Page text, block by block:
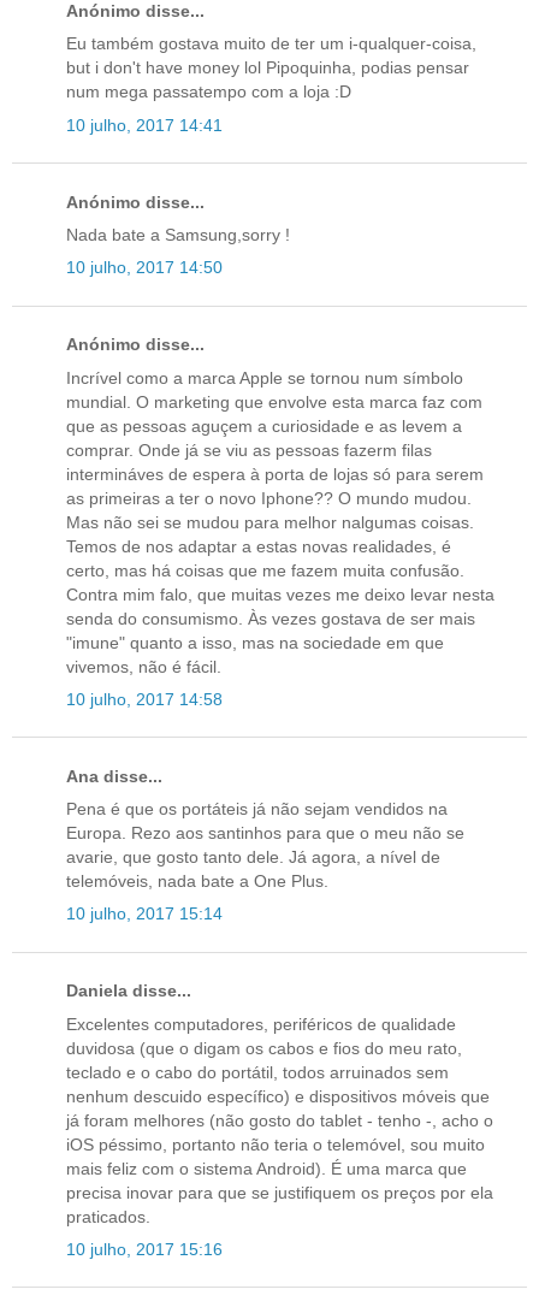
Anónimo disse...
Eu também gostava muito de ter um i-qualquer-coisa,
but i don't have money lol Pipoquinha, podias pensar
num mega passatempo com a loja :D
10 julho, 2017 14:41
Anónimo disse...
Nada bate a Samsung,sorry !
10 julho, 2017 14:50
Anónimo disse...
Incrível como a marca Apple se tornou num símbolo
mundial. O marketing que envolve esta marca faz com
que as pessoas aguçem a curiosidade e as levem a
comprar. Onde já se viu as pessoas fazerm filas
intermináves de espera à porta de lojas só para serem
as primeiras a ter o novo Iphone?? O mundo mudou.
Mas não sei se mudou para melhor nalgumas coisas.
Temos de nos adaptar a estas novas realidades, é
certo, mas há coisas que me fazem muita confusão.
Contra mim falo, que muitas vezes me deixo levar nesta
senda do consumismo. Às vezes gostava de ser mais
"imune" quanto a isso, mas na sociedade em que
vivemos, não é fácil.
10 julho, 2017 14:58
Ana disse...
Pena é que os portáteis já não sejam vendidos na
Europa. Rezo aos santinhos para que o meu não se
avarie, que gosto tanto dele. Já agora, a nível de
telemóveis, nada bate a One Plus.
10 julho, 2017 15:14
Daniela disse...
Excelentes computadores, periféricos de qualidade
duvidosa (que o digam os cabos e fios do meu rato,
teclado e o cabo do portátil, todos arruinados sem
nenhum descuido específico) e dispositivos móveis que
já foram melhores (não gosto do tablet - tenho -, acho o
iOS péssimo, portanto não teria o telemóvel, sou muito
mais feliz com o sistema Android). É uma marca que
precisa inovar para que se justifiquem os preços por ela
praticados.
10 julho, 2017 15:16